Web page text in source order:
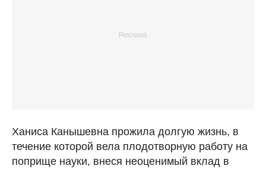
Ханиса Канышевна прожила долгую жизнь, в
течение которой вела плодотворную работу на
поприще науки, внеся неоценимый вклад в